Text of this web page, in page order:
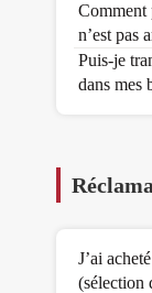
Comment
n’est pas
Puis-je
dans mes
J’ai
(sélection